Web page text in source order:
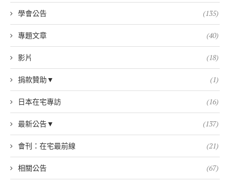
學會公告 (135)
專題文章 (40)
影片 (18)
捐款贊助▼ (1)
日本在宅專訪 (16)
最新公告▼ (137)
會刊：在宅最前線 (21)
相關公告 (67)